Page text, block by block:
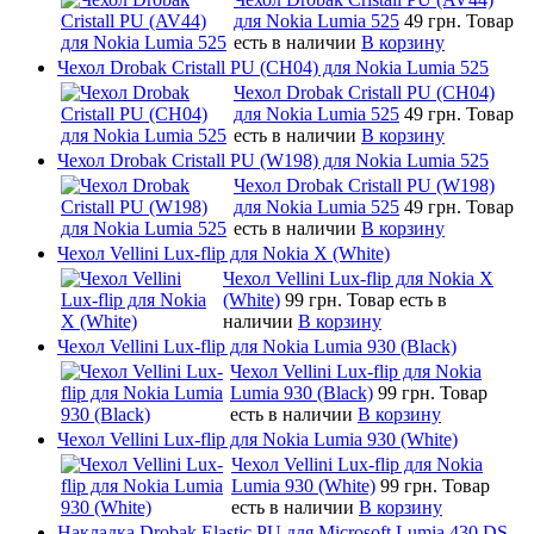
для Nokia Lumia 525 49 грн. Товар
есть в наличии В корзину
Чехол Drobak Cristall PU (CH04) для Nokia Lumia 525
Чехол Drobak Cristall PU (CH04)
для Nokia Lumia 525 49 грн. Товар
есть в наличии В корзину
Чехол Drobak Cristall PU (W198) для Nokia Lumia 525
Чехол Drobak Cristall PU (W198)
для Nokia Lumia 525 49 грн. Товар
есть в наличии В корзину
Чехол Vellini Lux-flip для Nokia X (White)
Чехол Vellini Lux-flip для Nokia X
(White) 99 грн. Товар есть в
наличии В корзину
Чехол Vellini Lux-flip для Nokia Lumia 930 (Black)
Чехол Vellini Lux-flip для Nokia
Lumia 930 (Black) 99 грн. Товар
есть в наличии В корзину
Чехол Vellini Lux-flip для Nokia Lumia 930 (White)
Чехол Vellini Lux-flip для Nokia
Lumia 930 (White) 99 грн. Товар
есть в наличии В корзину